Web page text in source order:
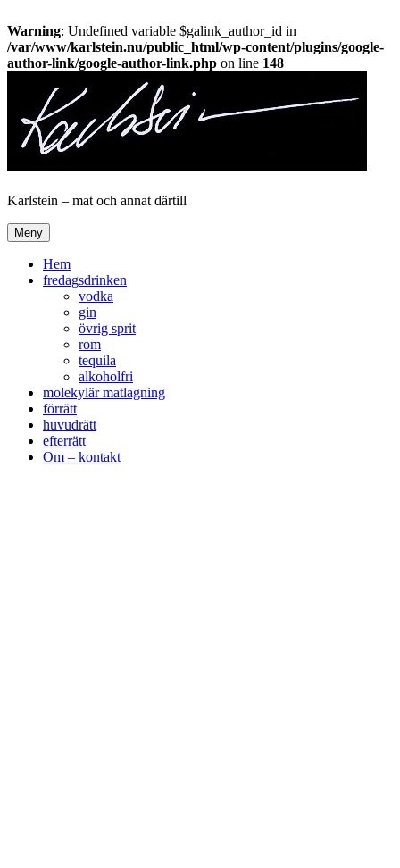
Warning: Undefined variable $galink_author_id in
/var/www/karlstein.nu/public_html/wp-content/plugins/google-
author-link/google-author-link.php on line 148
innehåll
Karlstein – mat och annat därtill
Meny
Hem
fredagsdrinken
vodka
gin
övrig sprit
rom
tequila
alkoholfri
molekylär matlagning
förrätt
huvudrätt
efterrätt
Om – kontakt